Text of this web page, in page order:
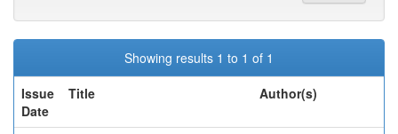
Showing results 1 to 1 of 1
Issue
Date
Title Author(s)